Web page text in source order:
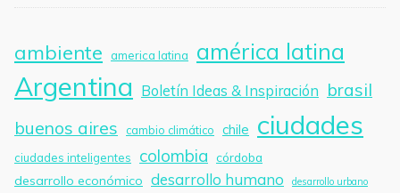
ambiente america latina américa latina
Argentina Boletín Ideas & Inspiración brasil
buenos aires
cambio climático chile ciudades
ciudades inteligentes colombia córdoba
desarrollo económico desarrollo humano desarrollo urbano